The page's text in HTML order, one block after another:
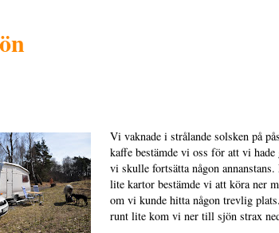
Vi vaknade i strålande solsken på
kaffe bestämde vi oss för att vi
vi skulle fortsätta någon
lite kartor bestämde vi att köra ner
om vi kunde hitta någon trevlig
runt lite kom vi ner till sjön strax